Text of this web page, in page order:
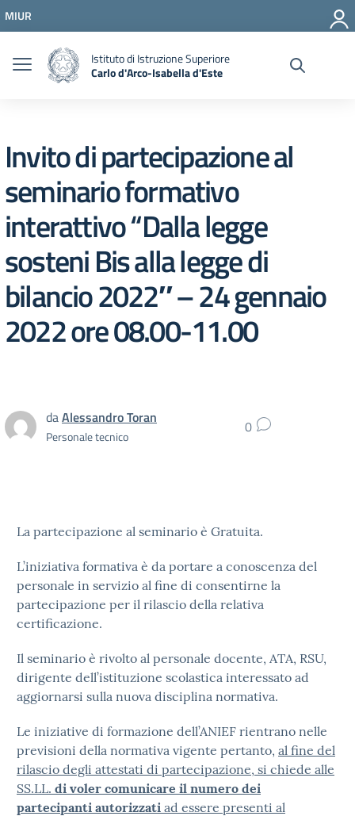
Vai al menu di navigazione
Vai al footer
MIUR
Istituto di Istruzione Superiore
Carlo d'Arco-Isabella d'Este
Invito di partecipazione al
seminario formativo
interattivo “​Dalla legge
sosteni Bis alla legge di
bilancio 2022″ – 24​ ​gennaio
2022​ ore ​08.00-11.00
daAlessandro Toran
Personale tecnico 0
La partecipazione al seminario è Gratuita.
L’iniziativa formativa è da portare a conoscenza del
personale in servizio al fine di consentirne la
partecipazione per il rilascio della relativa
certificazione.
Il seminario è rivolto al personale docente, ATA, RSU,
dirigente dell’istituzione scolastica interessato ad
aggiornarsi sulla nuova disciplina normativa.
Le iniziative di formazione dell’ANIEF rientrano nelle
previsioni della normativa vigente pertanto, al fine del
rilascio degli attestati di partecipazione, si chiede alle
SS.LL. di voler comunicare il numero dei
partecipanti autorizzati ad essere presenti al